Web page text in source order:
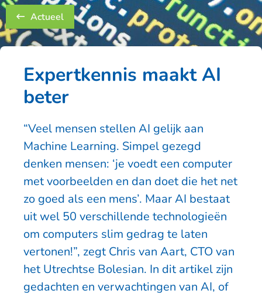
Actueel
Expertkennis maakt AI
beter
“Veel mensen stellen AI gelijk aan
Machine Learning. Simpel gezegd
denken mensen: ‘je voedt een computer
met voorbeelden en dan doet die het net
zo goed als een mens’. Maar AI bestaat
uit wel 50 verschillende technologieën
om computers slim gedrag te laten
vertonen!”, zegt Chris van Aart, CTO van
het Utrechtse Bolesian. In dit artikel zijn
gedachten en verwachtingen van AI, of